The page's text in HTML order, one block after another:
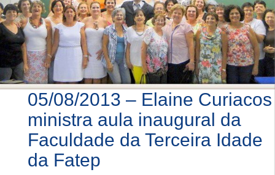
05/08/2013 – Elaine Curiacos
ministra aula inaugural da
Faculdade da Terceira Idade
da Fatep